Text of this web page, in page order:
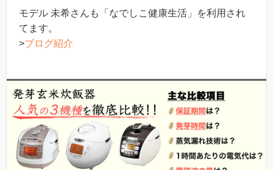
モデル 未希さんも「なでしこ健康生活」を利用され
てます。
>ブログ紹介